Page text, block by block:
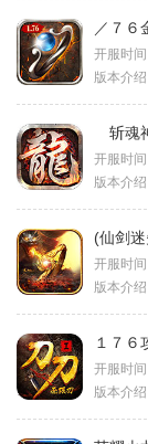
／７６
开服时间
版本介绍
斩魂
开服时间
版本介绍
(仙剑迷
开服时间
版本介绍
１７６
开服时间
版本介绍